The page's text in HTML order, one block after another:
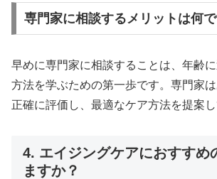
専門家に相談するメリットは何で
早めに専門家に相談することは、年齢
方法を学ぶための第一歩です。専門家
正確に評価し、最適なケア方法を提案し
4. エイジングケアにおすすめ
ますか？